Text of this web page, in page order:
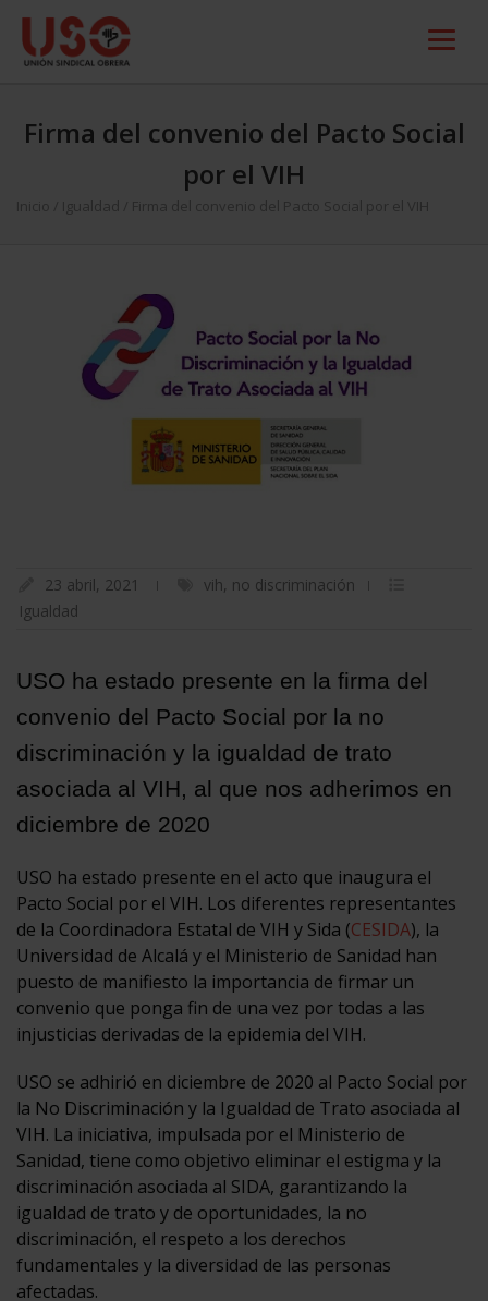
Firma del convenio del Pacto Social
por el VIH
Inicio Igualdad Firma del convenio del Pacto Social por el VIH
23 abril, 2021 vih, no discriminación
Igualdad
USO ha estado presente en la firma del
convenio del Pacto Social por la no
discriminación y la igualdad de trato
asociada al VIH, al que nos adherimos en
diciembre de 2020
USO ha estado presente en el acto que inaugura el
Pacto Social por el VIH. Los diferentes representantes
de la Coordinadora Estatal de VIH y Sida (CESIDA), la
Universidad de Alcalá y el Ministerio de Sanidad han
puesto de manifiesto la importancia de firmar un
convenio que ponga fin de una vez por todas a las
injusticias derivadas de la epidemia del VIH.
USO se adhirió en diciembre de 2020 al Pacto Social por
la No Discriminación y la Igualdad de Trato asociada al
VIH. La iniciativa, impulsada por el Ministerio de
Sanidad, tiene como objetivo eliminar el estigma y la
discriminación asociada al SIDA, garantizando la
igualdad de trato y de oportunidades, la no
discriminación, el respeto a los derechos
fundamentales y la diversidad de las personas
afectadas.